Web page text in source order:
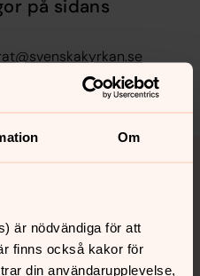
Om
är nödvändiga för att
finns också kakor för
din användarupplevelse,
på sidans